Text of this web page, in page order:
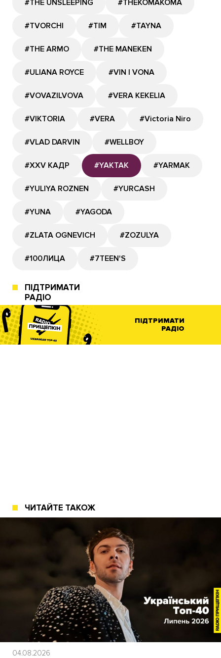
#THE UNSLEEPING #THEKOMAKOMA
#TVORCHI #TIM #TAYNA
#THE ARMO #THE MANEKEN
#ULIANA ROYCE #VIN I VONA
#VOVAZILVOVA #VERA KEKELIA
#VIKTORIA #VERA #Victoria Niro
#VLAD DARVIN #WELLBOY
#XXV КАДР #YAKTAK #YARMAK
#YULIYA ROZNEN #YURCASH
#YUNA #YAGODA
#ZLATA OGNEVICH #ZOZULYA
#100ЛИЦА #7TEEN'S
ПІДТРИМАТИ
РАДІО
ПІДТРИМАТИ
РАДІО
ЧИТАЙТЕ ТАКОЖ
04.08.2026